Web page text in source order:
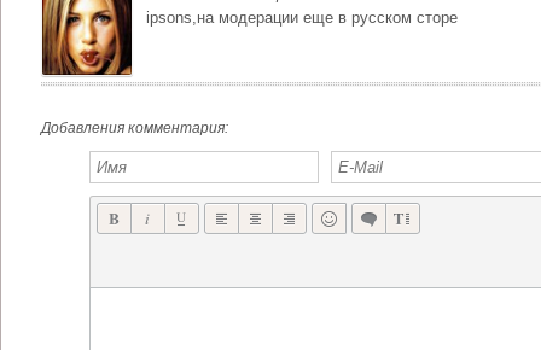
ipsons,на модерации еще в русском сторе
Добавления комментария: